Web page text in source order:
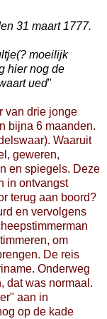
31 maart 1777.
moeilijk
hier nog de
ued"
van drie jonge
bijna 6 maanden.
Waaruit
geweren,
en spiegels. Deze
in ontvangst
terug aan boord?
en vervolgens
om
De reis
Onderweg
dat was normaal.
aan in
op de kade